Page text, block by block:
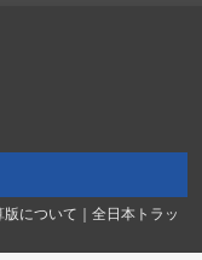
について｜全日本トラッ